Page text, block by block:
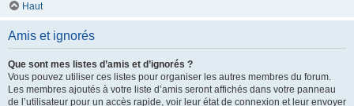
Haut
Amis et ignorés
Que sont mes listes d’amis et d’ignorés ?
Vous pouvez utiliser ces listes pour organiser les autres membres du forum.
Les membres ajoutés à votre liste d’amis seront affichés dans votre panneau
de l’utilisateur pour un accès rapide, voir leur état de connexion et leur envoyer